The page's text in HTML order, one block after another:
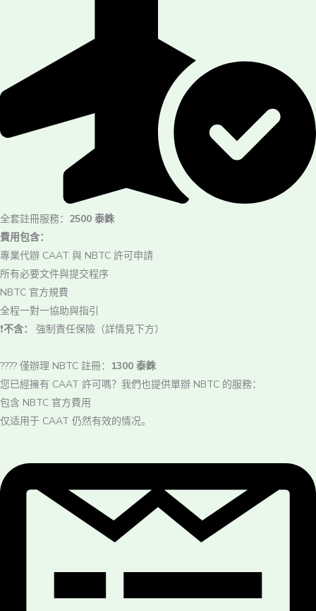
全套註冊服務： 2500 泰銖
費用包含：
專業代辦 CAAT 與 NBTC 許可申請
所有必要文件與提交程序
NBTC 官方規費
全程一對一協助與指引
❗不含： 強制責任保險（詳情見下方）
???? 僅辦理 NBTC 註冊： 1300 泰銖
您已經擁有 CAAT 許可嗎？我們也提供單辦 NBTC 的服務：
包含 NBTC 官方費用
仅适用于 CAAT 仍然有效的情况。